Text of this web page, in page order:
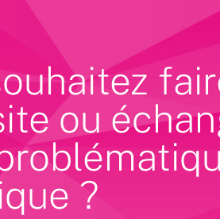
ou
?